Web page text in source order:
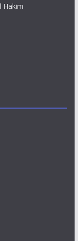
Hakim